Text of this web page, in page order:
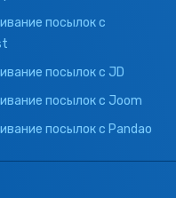
посылок с
посылок с JD
посылок с Joom
посылок с Pandao